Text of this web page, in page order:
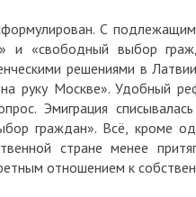
С
и «свободный выбор
решениями в
руку Москве». Удобный
Эмиграция
граждан». Всё, кроме
стране менее
отношением к